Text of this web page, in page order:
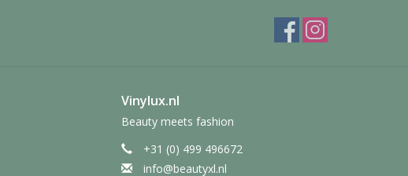
Vinylux.nl
Beauty meets fashion
+31 (0) 499 496672
info@beautyxl.nl